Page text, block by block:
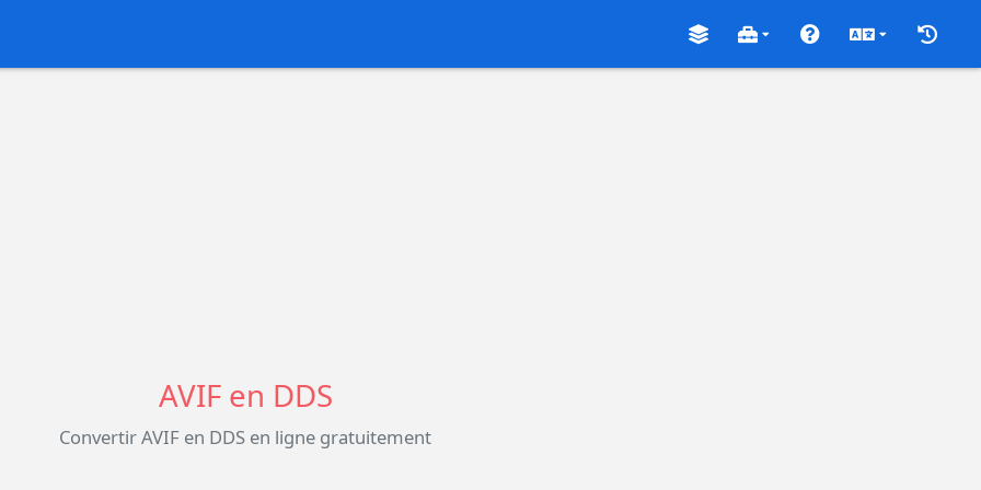
AVIF en DDS
Convertir AVIF en DDS en ligne gratuitement